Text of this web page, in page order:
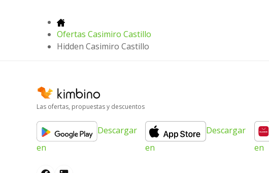
Ofertas Casimiro Castillo
Hidden Casimiro Castillo
Las ofertas, propuestas y descuentos
Descargar
en
Descargar
en
en